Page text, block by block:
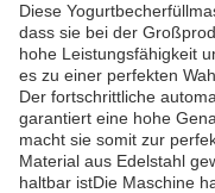
Diese
dass sie bei der
hohe Leistungsfähigkeit
es zu einer perfekten
Der fortschrittliche
garantiert eine hohe
macht sie somit zur
Material aus Edelstahl
haltbar istDie Maschine